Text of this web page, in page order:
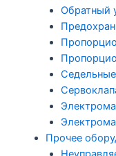
Обратный
Прочее